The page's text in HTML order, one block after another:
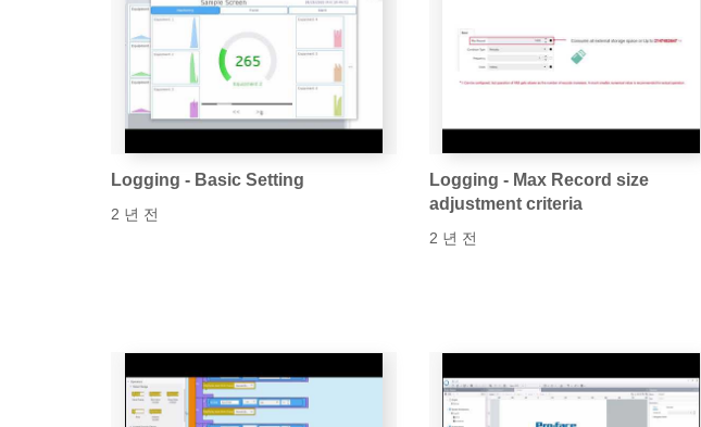
Logging - Basic Setting
2 년 전
Logging - Max Record size
adjustment criteria
2 년 전